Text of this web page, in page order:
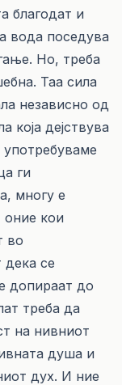
благодат и
вода поседува
Но, треба
Таа сила
независно од
која дејствува
употребуваме
ги
многу е
оние кои
во
дека се
допираат до
треба да
на нивниот
душа и
дух. И ние